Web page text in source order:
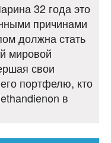
32 года это
причинами
должна стать
мировой
свои
портфелю, кто
в